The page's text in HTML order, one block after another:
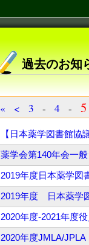
過去のお知
« < 3 - 4 - 5
【日本薬学図書館協
薬学会第140年会一
2019年度日本薬学図
2019年度 日本薬学
2020年度-2021年度
2020年度JMLA/